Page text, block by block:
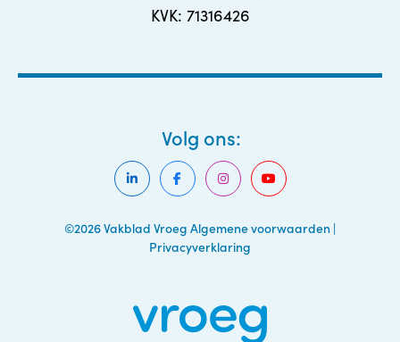
KVK: 71316426
©2026 Vakblad Vroeg Algemene voorwaarden |
Privacyverklaring
Volg ons: